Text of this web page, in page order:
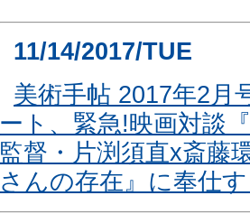
11/14/2017/TUE
美術手帖 2017年2月
ート、緊急!映画対談
監督・片渕須直x斎藤
さんの存在』に奉仕